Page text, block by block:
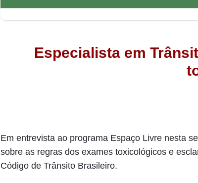
Especialista em
Em entrevista ao programa Espaço Livre nesta
sobre as regras dos exames toxicológicos e
Código de Trânsito Brasileiro.